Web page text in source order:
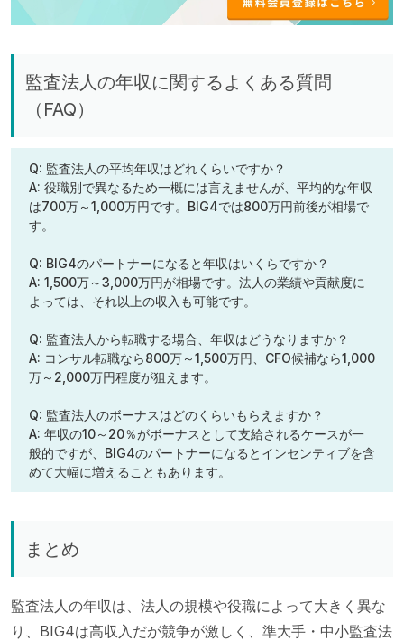
監査法人の年収に関するよくある質問
（FAQ）
Q: 監査法人の平均年収はどれくらいですか？
A: 役職別で異なるため一概には言えませんが、平均的な年収
は700万～1,000万円です。BIG4では800万円前後が相場で
す。
Q: BIG4のパートナーになると年収はいくらですか？
A: 1,500万～3,000万円が相場です。法人の業績や貢献度に
よっては、それ以上の収入も可能です。
Q: 監査法人から転職する場合、年収はどうなりますか？
A: コンサル転職なら800万～1,500万円、CFO候補なら1,000
万～2,000万円程度が狙えます。
Q: 監査法人のボーナスはどのくらいもらえますか？
A: 年収の10～20％がボーナスとして支給されるケースが一
般的ですが、BIG4のパートナーになるとインセンティブを含
めて大幅に増えることもあります。
まとめ
監査法人の年収は、法人の規模や役職によって大きく異な
り、BIG4は高収入だが競争が激しく、準大手・中小監査法